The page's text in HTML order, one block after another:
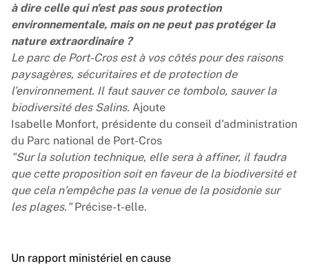
à dire celle qui n'est pas sous protection
environnementale, mais on ne peut pas protéger la
nature extraordinaire ?
Le parc de Port-Cros est à vos côtés pour des raisons
paysagères, sécuritaires et de protection de
l’environnement. Il faut sauver ce tombolo, sauver la
biodiversité des Salins. Ajoute
Isabelle Monfort, présidente du conseil d'administration
du Parc national de Port-Cros
"Sur la solution technique, elle sera à affiner, il faudra
que cette proposition soit en faveur de la biodiversité et
que cela n’empêche pas la venue de la posidonie sur
les plages."Précise-t-elle.
Un rapport ministériel en cause